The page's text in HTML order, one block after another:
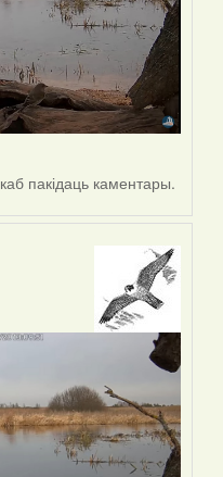
каб пакідаць каментары.